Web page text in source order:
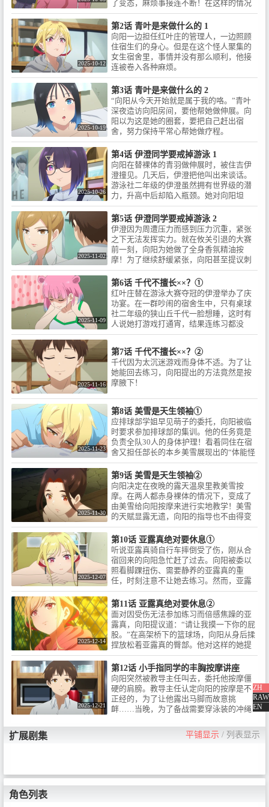
ZH
RAW
EN
ポーツ強豪校・星和大付属高校
の寮の管理人となった向陽。そ
こで出会ったのは、曲者揃いの
美少女アスリート達だった！医
学部特待をGETするため、向陽
は彼女達の「心身のケア」に勤
しむことに！過激すぎるのに、
尊すぎる……！？新時代のマッ
サージラブコメ、ここに悶
絶！！▼原作情報 / 原作：シンジ
ョウタクヤ（「マガポケ」連載
／講談社）出版社：講談社 / コミ
ックス：『さわらないで小手指
くん』1巻～12巻大好評発売中!!
▼メインスタッフ / 監督：斎藤久
/ シリーズ構成・脚本：白樹伍鋼
/ キャラクターデザイン：塚本龍
介 / 色彩設計：浦大器 / 美術監
督：白石誠 / 撮影監督：東郷誠 /
編集：増永純一 / 音響監督：吉田
光平 / 音楽：えんどうちひろ / プ
ロデュース：デレギュラ / アニメ
ーション制作：Quad / 製作：株
式会社ウェイブ / ▼メインキャス
ト / 小手指向陽：安田陸矢 / 楠木
アロマ：直田姫奈 / 北原あおば：
芹澤優 / 住吉いずみ：会沢紗弥 /
狭山ヶ丘ちよ：村上まなつ / 本郷
みゆき：青木瑠璃子 / ©シンジョ
ウタクヤ・講談社／ウェイブ
の管理人となった向陽。そこで
出会ったのは、曲者揃いの美少
女アスリート達だった！医学部
特待をGETするため、向陽は彼
女達の「心身のケア」に勤しむ
ことに！過激すぎるのに、尊す
ぎる……！？新時代のマッサー
ジラブコメ、ここに悶絶！！▼
原作情報 / 原作：シンジョウタク
ヤ（「マガポケ」連載／講談
社）出版社：講談社 / コミック
ス：『さわらないで小手指く
ん』1巻～12巻大好評発売中!!▼
シリーズ構成・脚本：白樹伍鋼 /
キャラクターデザイン：塚本龍
介 / 色彩設計：浦大器 / 美術監
督：白石誠 / 撮影監督：東郷誠 /
編集：増永純一 / 音響監督：吉田
光平 / 音楽：えんどうちひろ / プ
ーション制作：Quad / 製作：株
式会社ウェイブ / ▼メインキャス
ト / 小手指向陽：安田陸矢 / 楠木
アロマ：直田姫奈 / 北原あおば：
芹澤優 / 住吉いずみ：会沢紗弥 /
狭山ヶ丘ちよ：村上まなつ / 本郷
みゆき：青木瑠璃子 / ©シンジョ
ウタクヤ・講談社／ウェイブ
了变态，麻烦事接连不断！在这样的情况
下，他看出了她的身体的不适，用从父母
那里学来的高超技艺治好了她的身体。此
外，对于怀有梦想的向阳，理事长以推荐
他成为医学部特长生为条件，给他施加了
某个考验……向阳究竟能否通过这个考验
呢！？
2025-10-12
第2话 青叶是来做什么的 1
向阳一边担任红叶庄的管理人，一边照顾
住宿生们的身心。但是在这个怪人聚集的
女生宿舍里，事情并没有那么顺利，他接
连被卷入各种麻烦。
2025-10-19
第3话 青叶是来做什么的 2
“向阳从今天开始就是属于我的咯。”青叶
深夜造访向阳房间，要他帮她做伸展。向
阳以为这是她的圈套，要把自己赶出宿
舍，努力保持平常心帮她做疗程。
2025-10-26
第4话 伊澄同学要戒掉游泳 1
向阳在替裸体的青羽做伸展时，被住吉伊
澄撞见。几天后，伊澄把他叫出来谈话。
游泳社二年级的伊澄虽然拥有世界级的潜
力，升高中后却陷入瓶颈。她对向阳坦
白，如果下一场比赛还是赢不了，就打算
引退，转而成为漫画家。得知伊澄真正的
想法后，向阳开始思考秘密对策，并在伊
澄练习结束后，拿着润滑液出现在她面
前……！？
2025-11-02
第5话 伊澄同学要戒掉游泳 2
伊澄因为周遭压力而感到压力沉重，紧张
之下无法发挥实力。就在攸关引退的大赛
前一刻，向阳为她做了全身香氛精油按
摩！为了继续舒缓紧张，向阳甚至提议刺
激身体某个特定穴道，但伊澄却因羞红了
脸而犹豫不决……
2025-11-09
第6话 千代不擅长××？①
红叶庄替在游泳大赛夺冠的伊澄举办了庆
功宴。在一群吵闹的宿舍生中，只有桌球
社二年级的狭山丘千代一脸想睡，这时有
人说她打游戏打通宵，结果连练习都没
去。
2025-11-16
第7话 千代不擅长××？②
千代因为太沉迷游戏而身体不适。为了让
她能回去练习，向阳提出的方法竟然是按
摩腋下！
2025-11-23
第8话 美雪是天生领袖①
应排球部学姐早见萌子的委托，向阳被临
时要求参加排球部的集训。他的任务竟是
负责全队30人的身体护理！看着同住在宿
舍又担任部长的本乡美雪展现出的“体能怪
物”级表现，向阳边震惊边替疲惫的队员们
一个接一个疗养。晚上，向阳准备去露天
温泉泡澡，却意外遇上了美雪……
2025-11-30
第9话 美雪是天生领袖②
向阳决定在夜晚的露天温泉里教美雪按
摩。在两人都赤身裸体的情况下，变成了
由美雪给向阳按摩来进行实地教学！美雪
的天赋显露无遗，向阳的指导也不由得变
得热烈起来。随着美雪全力配合，两人的
身体越来越紧密地贴在了一起……
2025-12-07
第10话 亚露真绝对要休息①
听说亚露真骑自行车摔倒受了伤，刚从合
宿回来的向阳急忙赶了过去。向阳被委以
照看脚踝扭伤、需要静养的亚露真的重
任，时刻注意不让她去练习。然而，亚露
真却趁机溜出了宿舍，向阳只好追出去找
她，可是……
2025-12-14
第11话 亚露真绝对要休息②
面对因受伤无法参加练习而倍感焦躁的亚
露真，向阳提议道：“请让我摸一下你的屁
股。”在高架桥下的篮球场，向阳从身后揉
捏放松着亚露真的臀部。他对这样的她提
出的建议究竟是……！？另一方面，向阳
的按摩实力在学校里广受好评，接到了许
多学生的按摩委托，最终却被教导主任叫
了过去……
2025-12-21
第12话 小手指同学的丰胸按摩讲座
向阳突然被教导主任叫去，委托他按摩僵
硬的肩膀。教导主任认定向阳的按摩是不
正经的，为了让他露出马脚而故意挑
衅……当晚，为了备战需要穿泳装的冲绳
摩讲座！虽然一般情况下这是个令人心跳
不已的场景，但向阳依然一如既往地认真
扩展剧集 平铺显示 / 列表显示
角色列表